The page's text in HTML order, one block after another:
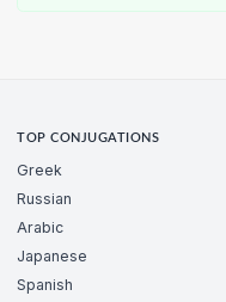
TOP CONJUGATIONS
Greek
Russian
Arabic
Japanese
Spanish